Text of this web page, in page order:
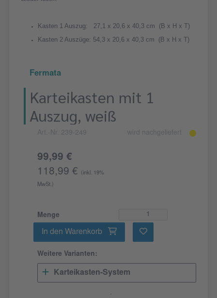
Kasten 1 Auszug: 27,1 x 20,6 x 40,3 cm (B x H x T)
Kasten 2 Auszüge: 54,3 x 20,6 x 40,3 cm (B x H x T)
Fermata
Karteikasten mit 1
Auszug, weiß
Art.-Nr. 239-249 wird nachgeliefert
99,99 €
118,99 €
(inkl. 19%
MwSt.)
Menge
In den Warenkorb
Weitere Varianten:
Karteikasten-System